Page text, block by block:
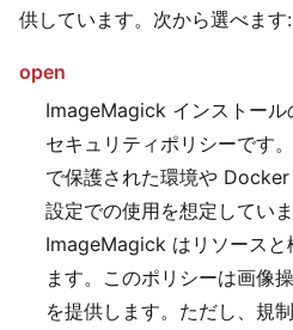
供しています。次から選べます:
open
ImageMagick インストー
セキュリティポリシーです
で保護された環境や
設定での使用を想定してい
ImageMagick はリソースと
ます。このポリシーは画像
を提供します。ただし、規